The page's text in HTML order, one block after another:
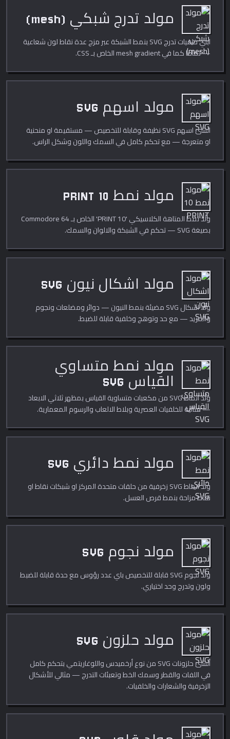
مولد تدرج شبكي (mesh)
ابني خلفيات تدرج SVG بنمط الشبكة عبر مزج عدة نقاط لون شعاعية
— تماما كما في mesh gradient الخاص بـ CSS.
مولد اسهم SVG
انشئ اسهم SVG نظيفة وقابلة للتخصيص — مستقيمة او منحنية
او متعرجة — مع تحكم كامل في السمك واللون وشكل الراس.
مولد نمط 10 PRINT
ولّد نمط المتاهة الكلاسيكي '10 PRINT' الخاص بـ Commodore 64
بصيغة SVG — تحكم في الشبكة والالوان والسمك.
مولد اشكال نيون SVG
ولّد اشكال SVG مضيئة بنمط النيون — دوائر ومضلعات ونجوم
والمزيد — مع حد وتوهج وخلفية قابلة للضبط.
مولد نمط متساوي
القياس SVG
ولّد انماط SVG من مكعبات متساوية القياس بمظهر ثلاثي الابعاد
— مثالية للخلفيات العصرية وبلاط الالعاب والرسوم المعمارية.
مولد نمط دائري SVG
ولّد انماط SVG زخرفية من حلقات متحدة المركز او شبكات نقاط او
نقاط مزاحة بنمط قرص العسل.
مولد نجوم SVG
ولّد نجوم SVG قابلة للتخصيص باي عدد رؤوس مع حدة قابلة للضبط
ولون وتدرج وحد اختياري.
مولد حلزون SVG
أنشئ حلزونات SVG من نوع أرخميدس واللوغاريتمي بتحكم كامل
في اللفات والقطر وسمك الخط وتعبئات التدرج — مثالي للأشكال
الزخرفية والشعارات والخلفيات.